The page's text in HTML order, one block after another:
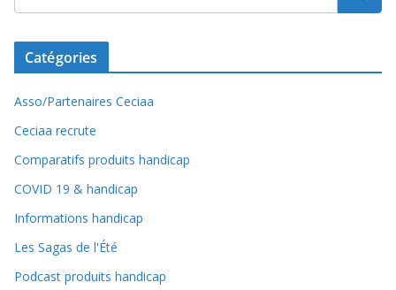
Catégories
Asso/Partenaires Ceciaa
Ceciaa recrute
Comparatifs produits handicap
COVID 19 & handicap
Informations handicap
Les Sagas de l'Été
Podcast produits handicap